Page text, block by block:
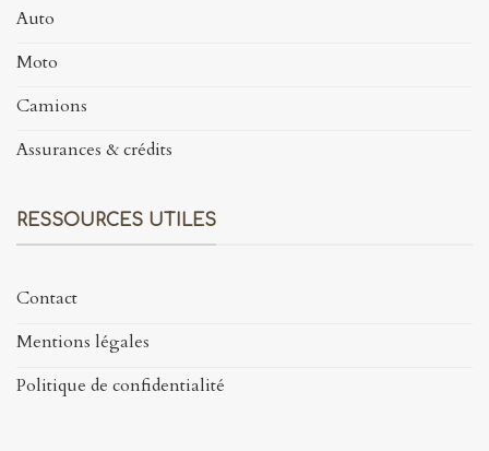
Auto
Moto
Camions
Assurances & crédits
RESSOURCES UTILES
Contact
Mentions légales
Politique de confidentialité